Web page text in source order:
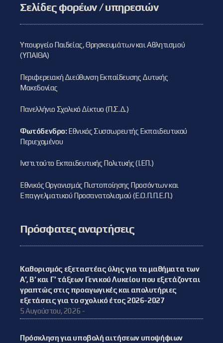
Σελίδες φορέων / υπηρεσιών
Υπουργείο Παιδείας, Θρησκευμάτων και Αθλητισμού
(ΥΠΑΙΘΑ)
Περιφερειακή Διεύθυνση Εκπαίδευσης Δυτικής
Μακεδονίας
Πανελλήνιο Σχολικό Δίκτυο (Π.Σ.Δ.)
Φωτόδενδρο:Εθνικός Συσσωρευτής Εκπαιδευτικού
Περιεχομένου
Ινστιτούτο Εκπαιδευτικής Πολιτικής (Ι.ΕΠ.)
Εθνικός Οργανισμός Πιστοποίησης Προσόντων και
Επαγγελματικού Προσανατολισμού (Ε.Ο.Π.Π.Ε.Π.)
Πρόσφατες αναρτήσεις
Καθορισμός εξεταστέας ύλης για τα μαθήματα των
Α’, Β’ και Γ’ τάξεων Γενικού Λυκείου που εξετάζονται
γραπτώς στις προαγωγικές και απολυτήριες
εξετάσεις για το σχολικό έτος 2026-2027
5 Αυγούστου, 2026 -
Πρόσκληση για υποβολή αιτήσεων υποψήφιων